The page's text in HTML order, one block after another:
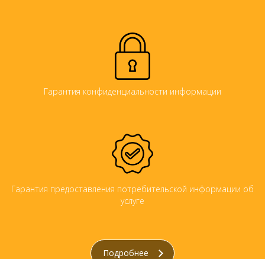
Гарантия конфиденциальности информации
Гарантия предоставления потребительской информации об
услуге
Подробнее